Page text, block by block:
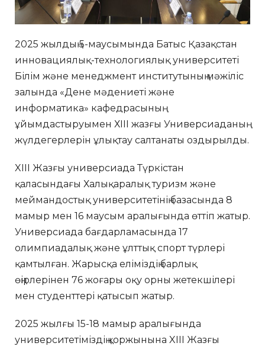
2025 жылдың 5-маусымында Батыс Қазақстан
инновациялық-технологиялық университеті
Білім және менеджмент институтының мәжіліс
залында «Дене мәдениеті және
информатика» кафедрасының
ұйымдастыруымен ХІІІ жазғы Универсиаданың
жүлдегерлерін ұлықтау салтанаты оздырылды.
XIII Жазғы универсиада Түркістан
қаласындағы Халықаралық туризм және
меймандостық университетінің базасында 8
мамыр мен 16 маусым аралығында өттіп жатыр.
Универсиада бағдарламасында 17
олимпиадалық және ұлттық спорт түрлері
қамтылған. Жарысқа еліміздің барлық
өңірлерінен 76 жоғары оқу орны жетекшілері
мен студенттері қатысып жатыр.
2025 жылғы 15-18 мамыр аралығында
университетіміздің қоржынына XIII Жазғы